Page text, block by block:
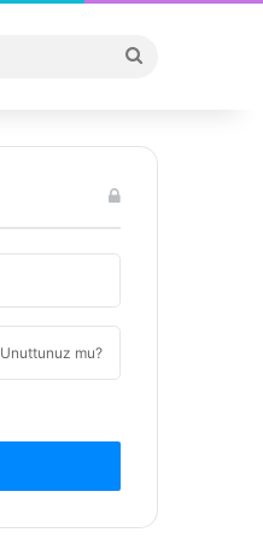
...
Unuttunuz mu?